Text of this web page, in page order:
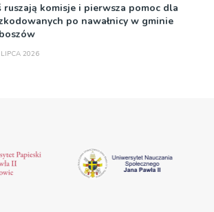
ruszają komisje i pierwsza pomoc dla
po nawałnicy w gminie
2026